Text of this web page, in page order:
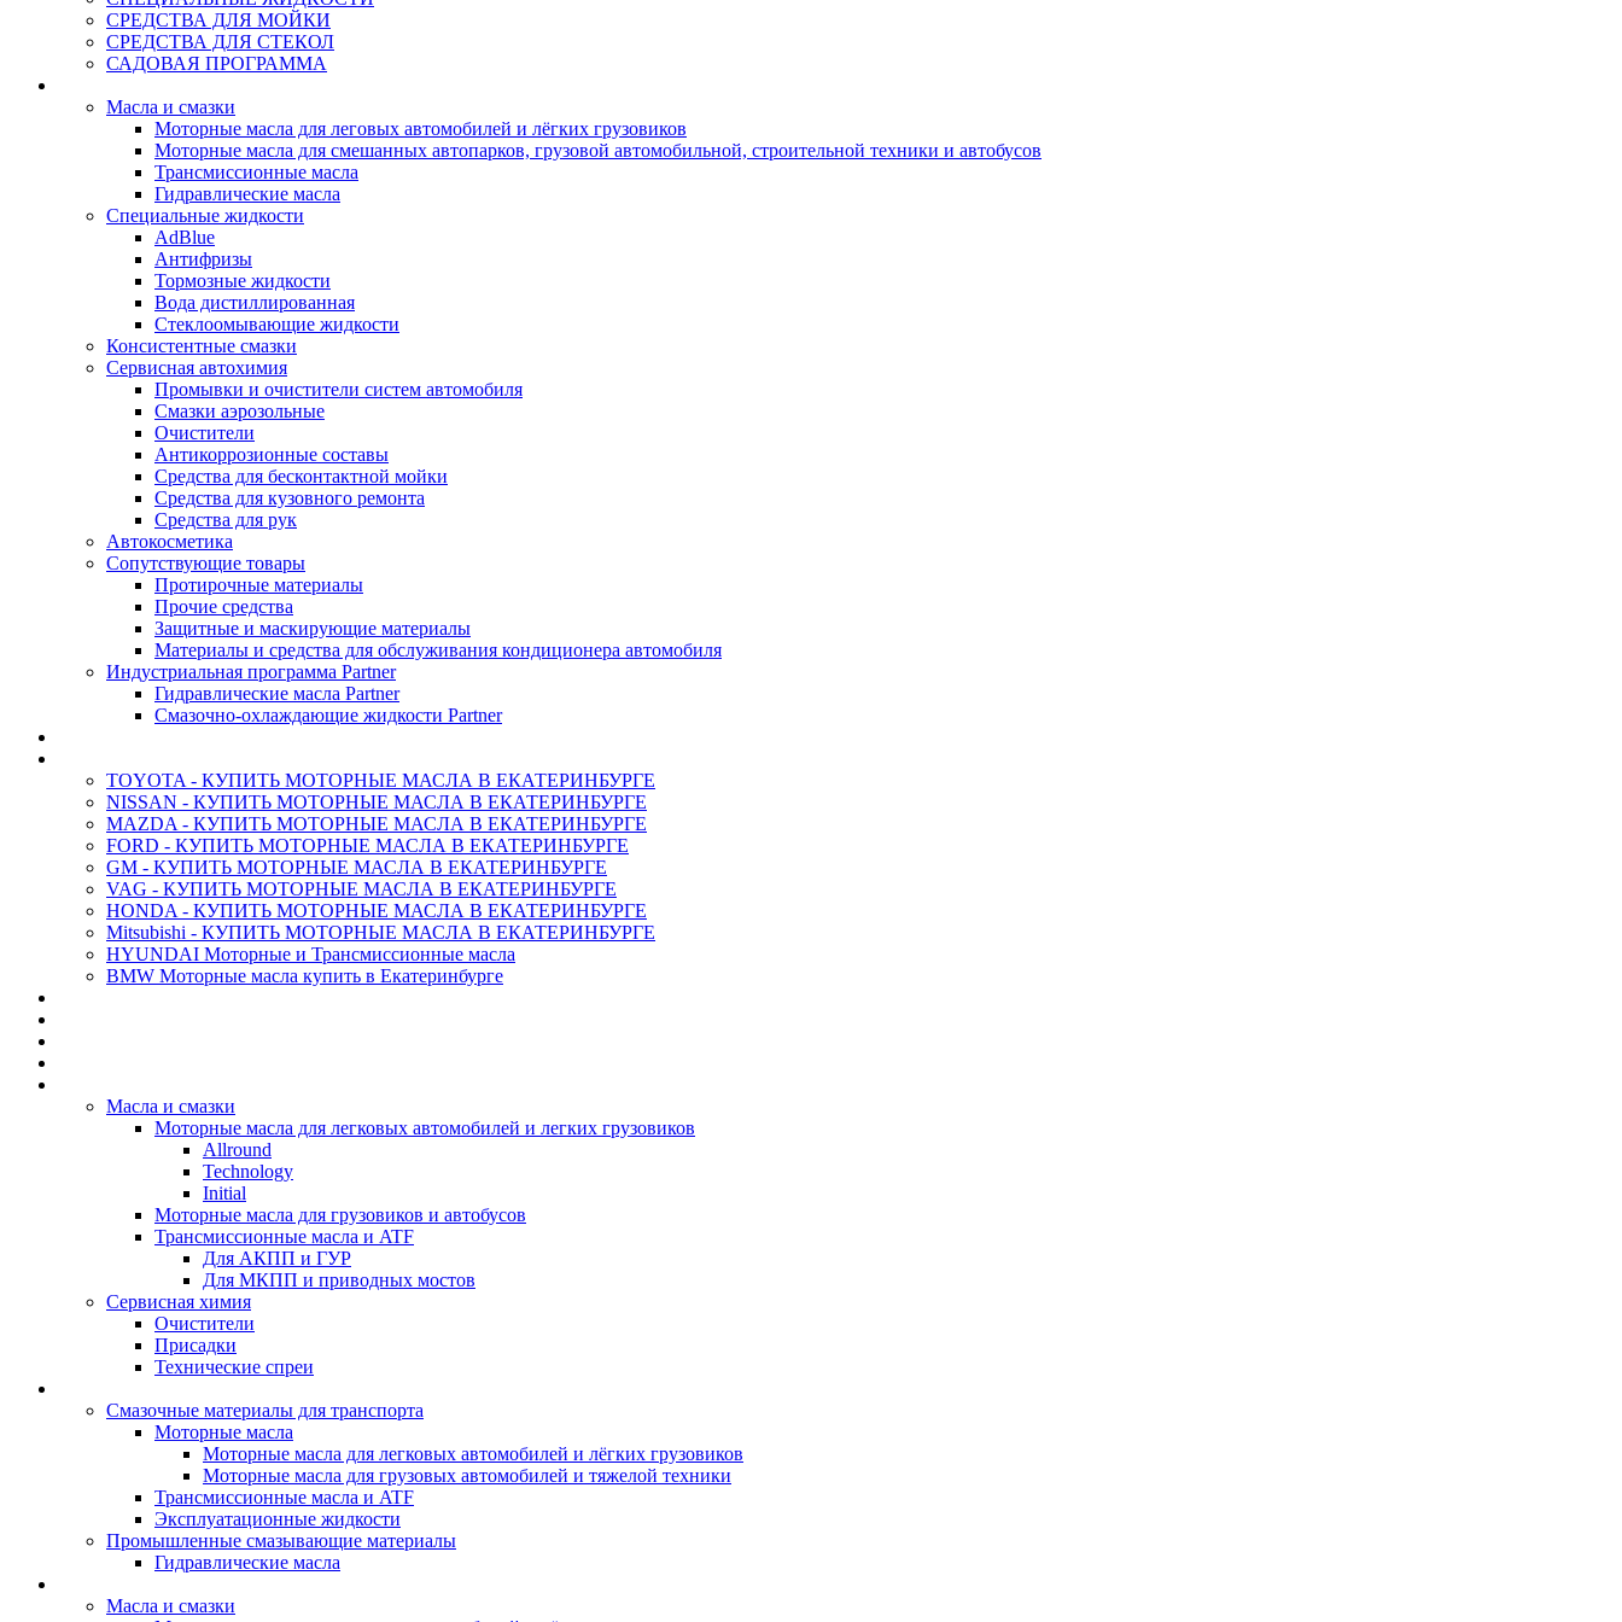
СРЕДСТВА ДЛЯ МОЙКИ
СРЕДСТВА ДЛЯ СТЕКОЛ
САДОВАЯ ПРОГРАММА
Масла и смазки
Моторные масла для леговых автомобилей и лёгких грузовиков
Моторные масла для смешанных автопарков, грузовой автомобильной, строительной техники и автобусов
Трансмиссионные масла
Гидравлические масла
Специальные жидкости
AdBlue
Антифризы
Тормозные жидкости
Вода дистиллированная
Стеклоомывающие жидкости
Консистентные смазки
Сервисная автохимия
Промывки и очистители систем автомобиля
Смазки аэрозольные
Очистители
Антикоррозионные составы
Средства для бесконтактной мойки
Средства для кузовного ремонта
Средства для рук
Автокосметика
Сопутствующие товары
Протирочные материалы
Прочие средства
Защитные и маскирующие материалы
Материалы и средства для обслуживания кондиционера автомобиля
Индустриальная программа Partner
Гидравлические масла Partner
Смазочно-охлаждающие жидкости Partner
TOYOTA - КУПИТЬ МОТОРНЫЕ МАСЛА В ЕКАТЕРИНБУРГЕ
NISSAN - КУПИТЬ МОТОРНЫЕ МАСЛА В ЕКАТЕРИНБУРГЕ
MAZDA - КУПИТЬ МОТОРНЫЕ МАСЛА В ЕКАТЕРИНБУРГЕ
FORD - КУПИТЬ МОТОРНЫЕ МАСЛА В ЕКАТЕРИНБУРГЕ
GM - КУПИТЬ МОТОРНЫЕ МАСЛА В ЕКАТЕРИНБУРГЕ
VAG - КУПИТЬ МОТОРНЫЕ МАСЛА В ЕКАТЕРИНБУРГЕ
HONDA - КУПИТЬ МОТОРНЫЕ МАСЛА В ЕКАТЕРИНБУРГЕ
Mitsubishi - КУПИТЬ МОТОРНЫЕ МАСЛА В ЕКАТЕРИНБУРГЕ
HYUNDAI Моторные и Трансмиссионные масла
BMW Моторные масла купить в Екатеринбурге
Масла и смазки
Моторные масла для легковых автомобилей и легких грузовиков
Allround
Technology
Initial
Моторные масла для грузовиков и автобусов
Трансмиссионные масла и ATF
Для АКПП и ГУР
Для МКПП и приводных мостов
Сервисная химия
Очистители
Присадки
Технические спреи
Смазочные материалы для транспорта
Моторные масла
Моторные масла для легковых автомобилей и лёгких грузовиков
Моторные масла для грузовых автомобилей и тяжелой техники
Трансмиссионные масла и ATF
Эксплуатационные жидкости
Промышленные смазывающие материалы
Гидравлические масла
Масла и смазки